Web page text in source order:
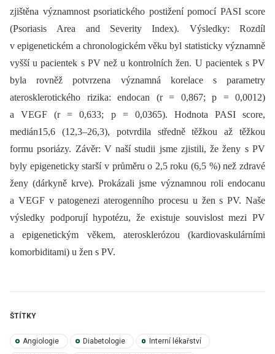
zjištěna významnost psoriatického postižení pomocí PASI score
(Psoriasis Area and Severity Index). Výsledky: Rozdíl
v epigenetickém a chronologickém věku byl statisticky významně
vyšší u pacientek s PV než u kontrolních žen. U pacientek s PV
byla rovněž potvrzena významná korelace s parametry
aterosklerotického rizika: endocan (r = 0,867; p = 0,0012)
a VEGF (r = 0,633; p = 0,0365). Hodnota PASI score,
medián15,6 (12,3–26,3), potvrdila středně těžkou až těžkou
formu psoriázy. Závěr: V naší studii jsme zjistili, že ženy s PV
byly epigeneticky starší v průměru o 2,5 roku (6,5 %) než zdravé
ženy (dárkyně krve). Prokázali jsme významnou roli endocanu
a VEGF v patogenezi aterogenního procesu u žen s PV. Naše
výsledky podporují hypotézu, že existuje souvislost mezi PV
a epigenetickým věkem, aterosklerózou (kardiovaskulárními
komorbiditami) u žen s PV.
ŠTÍTKY
Angiologie Diabetologie Interní lékařství